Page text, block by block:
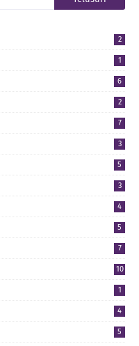
2
1
6
2
7
3
5
3
4
5
7
10
1
4
5